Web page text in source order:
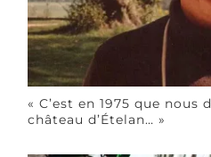
« C’est en 1975 que
château d’Ételan… »